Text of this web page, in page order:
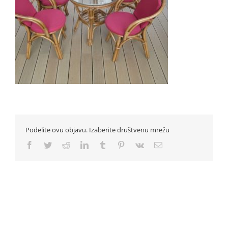
Podelite ovu objavu. Izaberite društvenu mrežu
Facebook
TwitterRedditLinkedInTumblr Pinterest
Vk Email